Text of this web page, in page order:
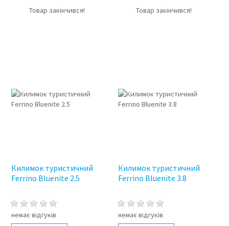
Товар закінчився! Товар закінчився!
Килимок туристичний
Ferrino Bluenite 2.5
немає відгуків
Килимок туристичний
Ferrino Bluenite 3.8
немає відгуків